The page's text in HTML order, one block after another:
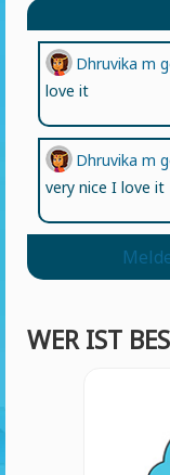
Dhruvika m
very nice I love it
Dhruvika m
love it
WER IST